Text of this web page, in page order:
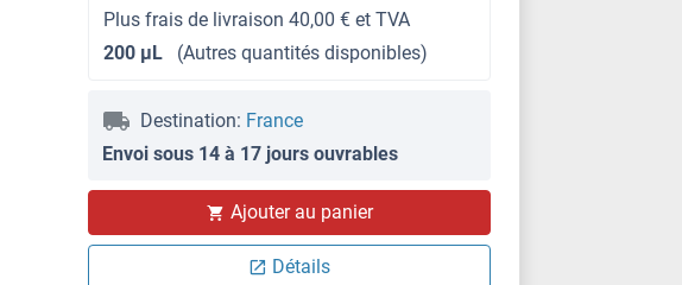
Plus frais de livraison 40,00 € et TVA
200 μL
(Autres quantités disponibles)
Destination: France
Envoi sous 14 à 17 jours ouvrables
Ajouter au panier
Détails